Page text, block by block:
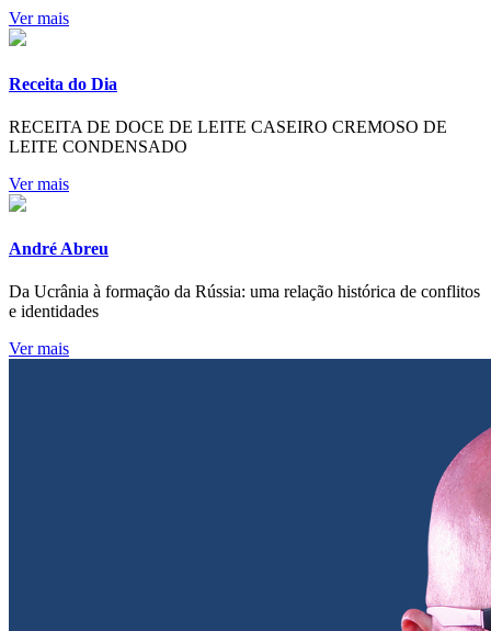
Ver mais
Receita do Dia
RECEITA DE DOCE DE LEITE CASEIRO CREMOSO DE
LEITE CONDENSADO
Ver mais
André Abreu
Da Ucrânia à formação da Rússia: uma relação histórica de conflitos
e identidades
Ver mais